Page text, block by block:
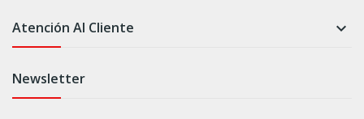
Atención Al Cliente 
Newsletter